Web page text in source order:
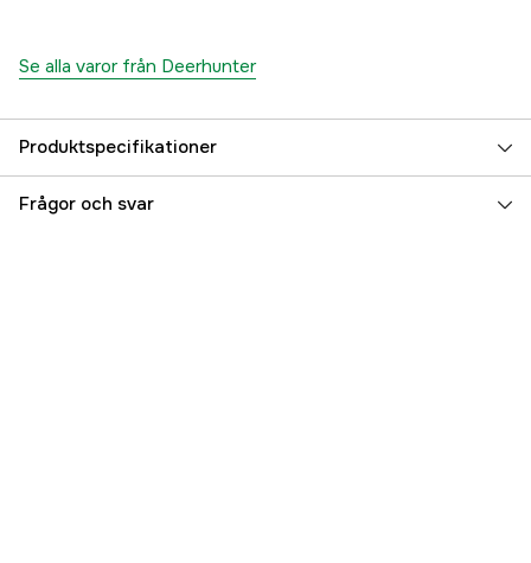
Se alla varor från Deerhunter
Produktspecifikationer
Stretch yes
Frågor och svar